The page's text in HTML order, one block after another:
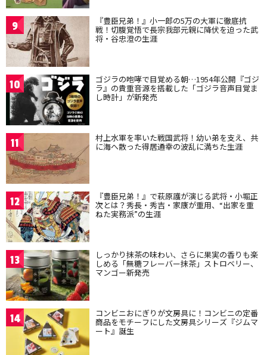
9 『豊臣兄弟！』小一郎の5万の大軍に徹底抗
戦！切腹覚悟で長宗我部元親に降伏を迫った武
将・谷忠澄の生涯
10 ゴジラの咆哮で目覚める朝…1954年公開『ゴジ
ラ』の貴重音源を搭載した「ゴジラ音声目覚ま
し時計」が新発売
11 村上水軍を率いた戦国武将！幼い弟を支え、共
に海へ散った得居通幸の波乱に満ちた生涯
12 『豊臣兄弟！』で萩原護が演じる武将・小堀正
次とは？秀長・秀吉・家康が重用、“出家を重
ねた実務派”の生涯
13 しっかり抹茶の味わい、さらに果実の香りも楽
しめる「無糖フレーバー抹茶」ストロベリー、
マンゴー新発売
14 コンビニおにぎりが文房具に！コンビニの定番
商品をモチーフにした文房具シリーズ『ジムマ
ート』誕生